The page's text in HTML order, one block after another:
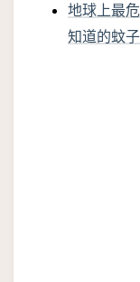
地球上最
知道的蚊